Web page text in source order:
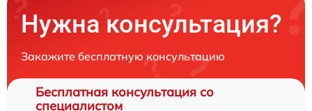
Нужна консультация?
Закажите бесплатную консультацию
Бесплатная консультация со
специалистом